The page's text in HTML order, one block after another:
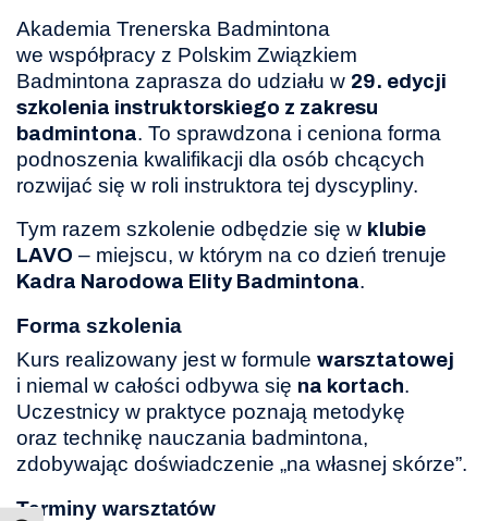
Akademia Trenerska Badmintona
we współpracy z Polskim Związkiem
Badmintona zaprasza do udziału w 29. edycji
szkolenia instruktorskiego z zakresu
badmintona. To sprawdzona i ceniona forma
podnoszenia kwalifikacji dla osób chcących
rozwijać się w roli instruktora tej dyscypliny.
Tym razem szkolenie odbędzie się w klubie
LAVO – miejscu, w którym na co dzień trenuje
Kadra Narodowa Elity Badmintona.
Forma szkolenia
Kurs realizowany jest w formule warsztatowej
i niemal w całości odbywa się na kortach.
Uczestnicy w praktyce poznają metodykę
oraz technikę nauczania badmintona,
zdobywając doświadczenie „na własnej skórze”.
Terminy warsztatów